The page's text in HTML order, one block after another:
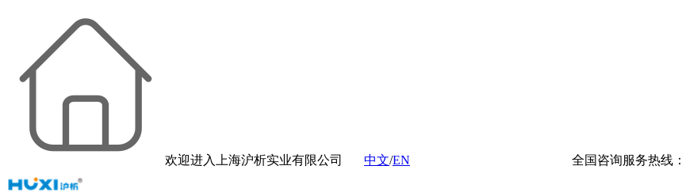
欢迎进入上海沪析实业有限公司 中文/EN 全国咨询服务热线：